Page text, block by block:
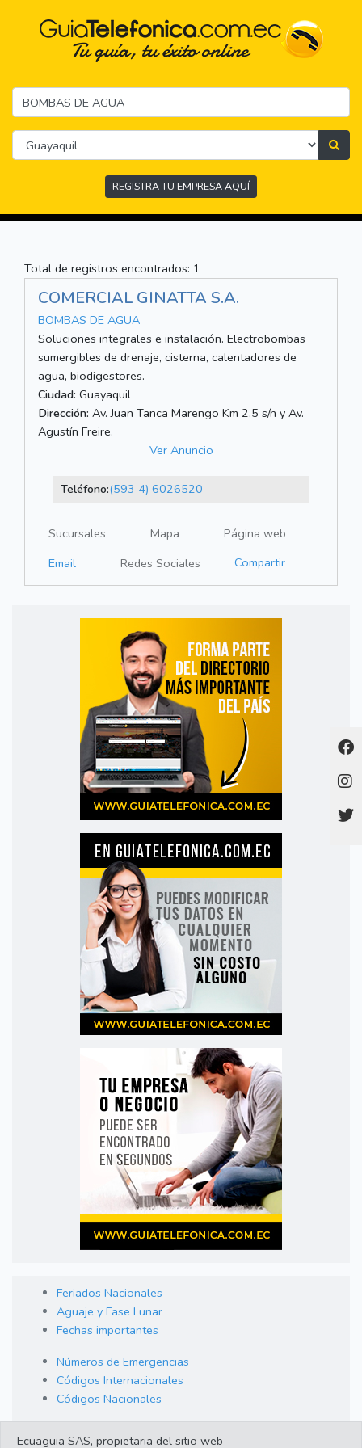
REGISTRA TU EMPRESA AQUÍ
Total de registros encontrados: 1
COMERCIAL GINATTA S.A.
BOMBAS DE AGUA
Soluciones integrales e instalación. Electrobombas
sumergibles de drenaje, cisterna, calentadores de
agua, biodigestores.
Ciudad: Guayaquil
Dirección: Av. Juan Tanca Marengo Km 2.5 s/n y Av.
Agustín Freire.
Ver Anuncio
Teléfono:(593 4) 6026520
Sucursales Mapa
Página web
Email
Redes Sociales Compartir
Feriados Nacionales
Aguaje y Fase Lunar
Fechas importantes
Números de Emergencias
Códigos Internacionales
Códigos Nacionales
Ecuaguia SAS, propietaria del sitio web